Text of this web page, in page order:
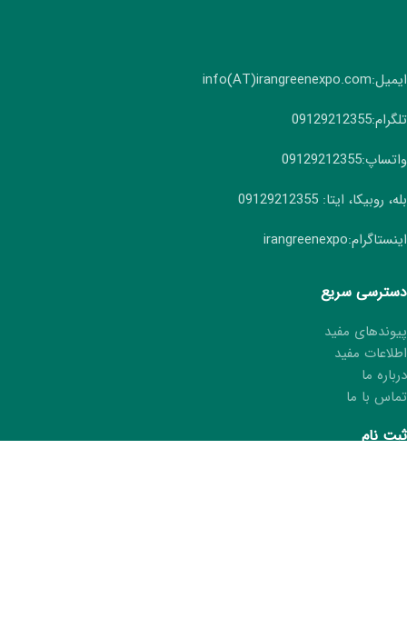
ایمیل:info(AT)irangreenexpo.com
تلگرام:09129212355
واتساپ:09129212355
بله، روبیکا، ایتا: 09129212355
اینستاگرام:irangreenexpo
دسترسی سریع
پیوندهای مفید
اطلاعات مفید
درباره ما
تماس با ما
ثبت نام